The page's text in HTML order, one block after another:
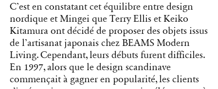
C’est en constatant cet équilibre entre design
nordique et Mingei que Terry Ellis et Keiko
Kitamura ont décidé de proposer des objets issus
de l’artisanat japonais chez BEAMS Modern
Living. Cependant, leurs débuts furent difficiles.
En 1997, alors que le design scandinave
commençait à gagner en popularité, les clients